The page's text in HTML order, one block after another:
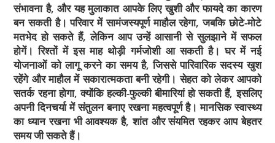
संभावना है, और यह मुलाकात आपके लिए खुशी और फायदे का कारण
बन सकती है। परिवार में सामंजस्यपूर्ण माहौल रहेगा, जबकि छोटे-मोटे
मतभेद हो सकते हैं, लेकिन आप उन्हें आसानी से सुलझाने में सफल
होगें। रिश्तों में इस माह थोड़ी गर्मजोशी आ सकती है। घर में नई
योजनाओं को लागू करने का समय है, जिससे पारिवारिक सदस्य खुश
रहेंगे और माहौल में सकारात्मकता बनी रहेगी। सेहत को लेकर आपको
सतर्क रहना होगा, क्योंकि हल्की-फुल्की बीमारियां हो सकती हैं, इसलिए
अपनी दिनचर्या में संतुलन बनाए रखना महत्वपूर्ण है। मानसिक स्वास्थ्य
का ध्यान रखना भी आवश्यक है, शांत और संयमित रहकर आप बेहतर
समय जी सकते हैं।